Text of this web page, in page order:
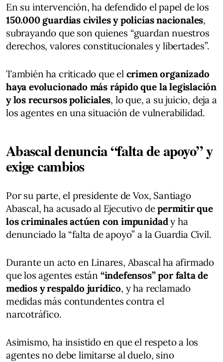
En su intervención, ha defendido el papel de los
150.000 guardias civiles y policías nacionales,
subrayando que son quienes “guardan nuestros
derechos, valores constitucionales y libertades”.
También ha criticado que el crimen organizado
haya evolucionado más rápido que la legislación
y los recursos policiales, lo que, a su juicio, deja a
los agentes en una situación de vulnerabilidad.
Abascal denuncia “falta de apoyo” y
exige cambios
Por su parte, el presidente de Vox, Santiago
Abascal, ha acusado al Ejecutivo depermitir que
los criminales actúen con impunidady ha
denunciado la “falta de apoyo” a la Guardia Civil.
Durante un acto en Linares, Abascal ha afirmado
que los agentes están “indefensos” por falta de
medios y respaldo jurídico, y ha reclamado
medidas más contundentes contra el
narcotráfico.
Asimismo, ha insistido en que el respeto a los
agentes no debe limitarse al duelo, sino